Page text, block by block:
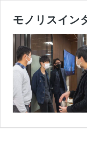
モノリスイン